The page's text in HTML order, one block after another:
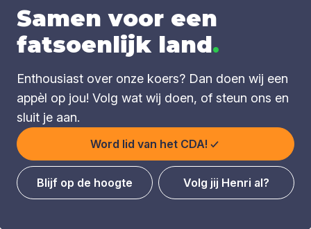
Samen voor een
fatsoenlijk land.
Enthousiast over onze koers? Dan doen wij een
appèl op jou! Volg wat wij doen, of steun ons en
sluit je aan.
Word lid van het CDA!
Blijf op de hoogte Volg jij Henri al?